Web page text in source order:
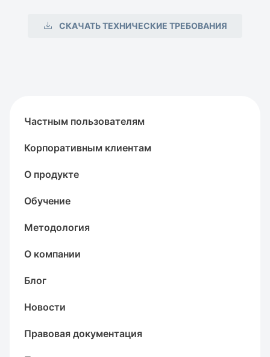
СКАЧАТЬ ТЕХНИЧЕСКИЕ ТРЕБОВАНИЯ
Частным пользователям
Корпоративным клиентам
О продукте
Обучение
Методология
О компании
Блог
Новости
Правовая документация